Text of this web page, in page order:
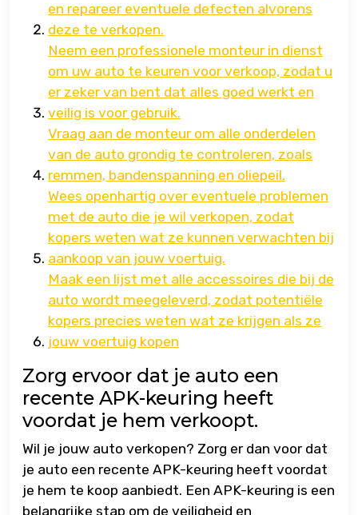
en repareer eventuele defecten alvorens
deze te verkopen.
Neem een professionele monteur in dienst
om uw auto te keuren voor verkoop, zodat u
er zeker van bent dat alles goed werkt en
veilig is voor gebruik.
Vraag aan de monteur om alle onderdelen
van de auto grondig te controleren, zoals
remmen, bandenspanning en oliepeil.
Wees openhartig over eventuele problemen
met de auto die je wil verkopen, zodat
kopers weten wat ze kunnen verwachten bij
aankoop van jouw voertuig.
Maak een lijst met alle accessoires die bij de
auto wordt meegeleverd, zodat potentiële
kopers precies weten wat ze krijgen als ze
jouw voertuig kopen
Zorg ervoor dat je auto een
recente APK-keuring heeft
voordat je hem verkoopt.
Wil je jouw auto verkopen? Zorg er dan voor dat
je auto een recente APK-keuring heeft voordat
je hem te koop aanbiedt. Een APK-keuring is een
belangrijke stap om de veiligheid en